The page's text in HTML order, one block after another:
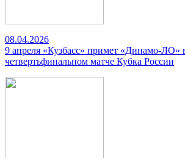
08.04.2026
9 апреля «Кузбасс» примет «Динамо-ЛО»
четвертьфинальном матче Кубка России